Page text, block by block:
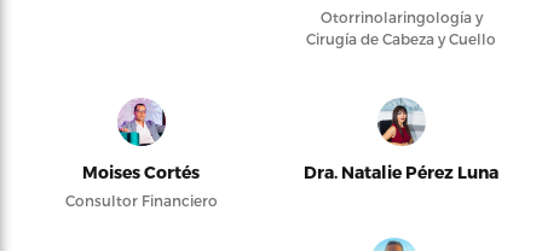
Otorrinolaringología y
Cirugía de Cabeza y Cuello
Moises Cortés
Consultor Financiero
Dra. Natalie Pérez Luna